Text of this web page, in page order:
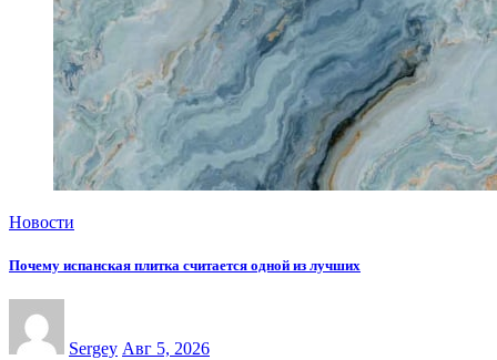
Новости
Почему испанская плитка считается одной из лучших
Sergey Авг 5, 2026